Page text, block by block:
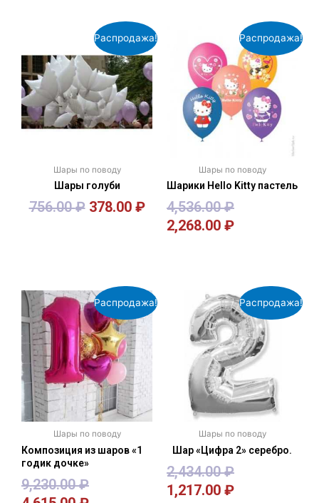
Распродажа!
Шары по поводу
Шары голуби
756.00₽ 378.00 ₽
Распродажа!
Шары по поводу
Шарики Hello Kitty пастель
4,536.00₽
2,268.00 ₽
Распродажа!
Шары по поводу
Композиция из шаров «1
годик дочке»
9,230.00₽
Распродажа!
Шары по поводу
Шар «Цифра 2» серебро.
2,434.00₽
1,217.00 ₽